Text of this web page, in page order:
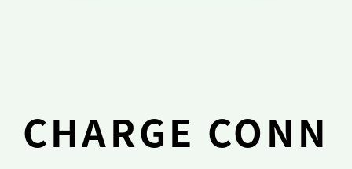
CHARGE CONN